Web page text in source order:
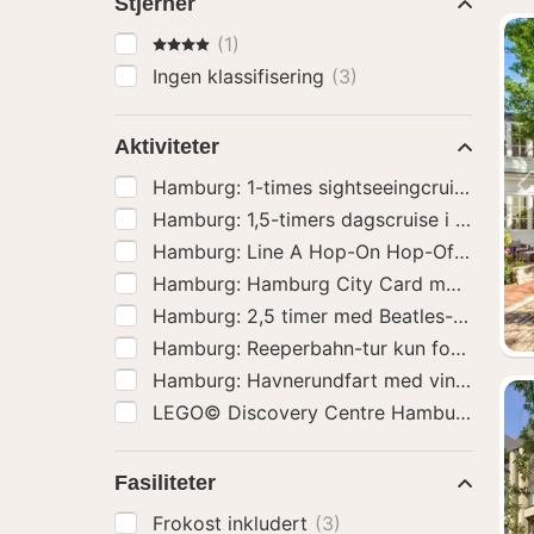
4 Stjerner
(1)
Ingen klassifisering (3)
Aktiviteter
Hamburg: 2,5 timer med Beatles-musikk
Hamburg: Reeperbahn-tur kun for voksne
Hamburg: Havnerundfart med vin og ost
Fasiliteter
Frokost inkludert (3)